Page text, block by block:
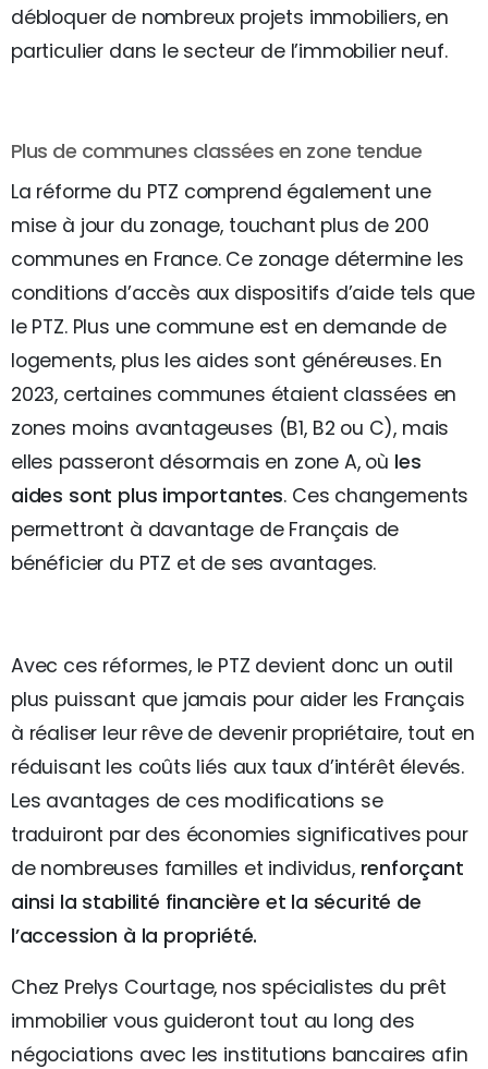
débloquer de nombreux projets immobiliers, en
particulier dans le secteur de l’immobilier neuf.
Plus de communes classées en zone tendue
La réforme du PTZ comprend également une
mise à jour du zonage, touchant plus de 200
communes en France. Ce zonage détermine les
conditions d’accès aux dispositifs d’aide tels que
le PTZ. Plus une commune est en demande de
logements, plus les aides sont généreuses. En
2023, certaines communes étaient classées en
zones moins avantageuses (B1, B2 ou C), mais
elles passeront désormais en zone A, où les
aides sont plus importantes. Ces changements
permettront à davantage de Français de
bénéficier du PTZ et de ses avantages.
Avec ces réformes, le PTZ devient donc un outil
plus puissant que jamais pour aider les Français
à réaliser leur rêve de devenir propriétaire, tout en
réduisant les coûts liés aux taux d’intérêt élevés.
Les avantages de ces modifications se
traduiront par des économies significatives pour
de nombreuses familles et individus, renforçant
ainsi la stabilité financière et la sécurité de
l’accession à la propriété.
Chez Prelys Courtage, nos spécialistes du prêt
immobilier vous guideront tout au long des
négociations avec les institutions bancaires afin